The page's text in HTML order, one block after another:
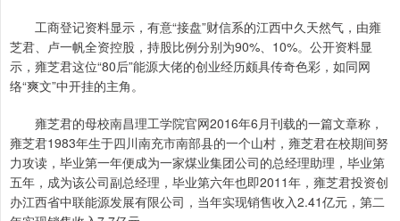
工商登记资料显示，有意“接盘”财信系的江西中久天然气，由雍
芝君、卢一帆全资控股，持股比例分别为90%、10%。公开资料显
示，雍芝君这位“80后”能源大佬的创业经历颇具传奇色彩，如同网
络“爽文”中开挂的主角。
雍芝君的母校南昌理工学院官网2016年6月刊载的一篇文章称，
雍芝君1983年生于四川南充市南部县的一个山村，雍芝君在校期间努
力攻读，毕业第一年便成为一家煤业集团公司的总经理助理，毕业第
五年，成为该公司副总经理，毕业第六年也即2011年，雍芝君投资创
办江西省中联能源发展有限公司，当年实现销售收入2.41亿元，第二